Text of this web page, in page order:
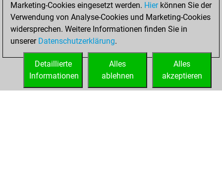
Donnerstag,
Oktober 9, 2025
You created
your Fritz account
Marketing-Cookies eingesetzt werden. Hierkönnen Sie der
Verwendung von Analyse-Cookies und Marketing-Cookies
widersprechen. Weitere Informationen finden Sie in
unserer Datenschutzerklärung.
Alles
akzeptieren
Alles
ablehnen
Detaillierte
Informationen